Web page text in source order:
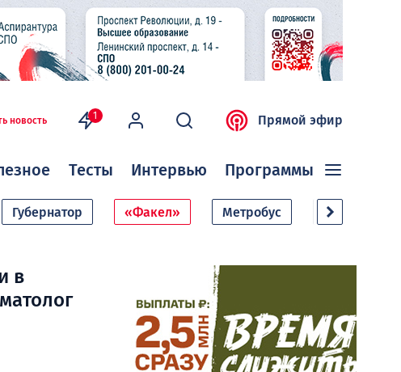
новость 1 Прямой эфир
Тесты Интервью Программы
Губернатор «Факел» Метробус Дачный
в